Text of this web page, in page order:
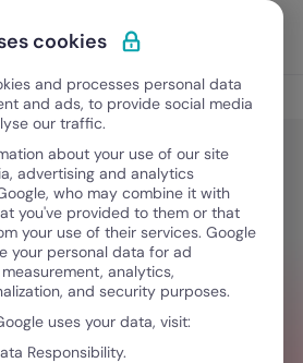
Pedir una demo
hacer tu empresa
y sostenible
minutos de lectura
cookies
and processes personal data
and ads, to provide social media
our traffic.
about your use of our site
advertising and analytics
who may combine it with
you've provided to them or that
your use of their services. Google
your personal data for ad
analytics,
and security purposes.
uses your data, visit:
Responsibility.